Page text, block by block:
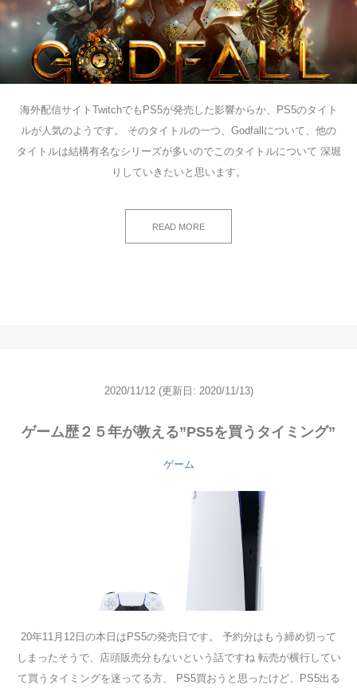
海外配信サイトTwitchでもPS5が発売した影響からか、PS5のタイト
ルが人気のようです。 そのタイトルの一つ、Godfallについて、他の
タイトルは結構有名なシリーズが多いのでこのタイトルについて 深堀
りしていきたいと思います。
READ MORE
2020/11/12 (更新日: 2020/11/13)
ゲーム歴２５年が教える”PS5を買うタイミング”
ゲーム
20年11月12日の本日はPS5の発売日です。 予約分はもう締め切って
しまったそうで、店頭販売分もないという話ですね 転売が横行してい
て買うタイミングを迷ってる方、 PS5買おうと思ったけど、PS5出る